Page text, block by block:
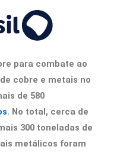
para combate ao
cobre e metais no
de 580
. No total, cerca de
300 toneladas de
metálicos foram